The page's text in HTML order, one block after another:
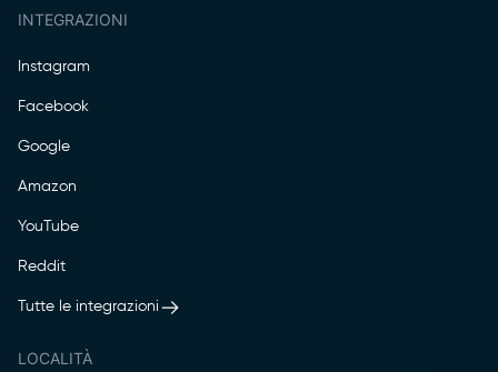
INTEGRAZIONI
Instagram
Facebook
Google
Amazon
YouTube
Reddit
Tutte le integrazioni
LOCALITÀ